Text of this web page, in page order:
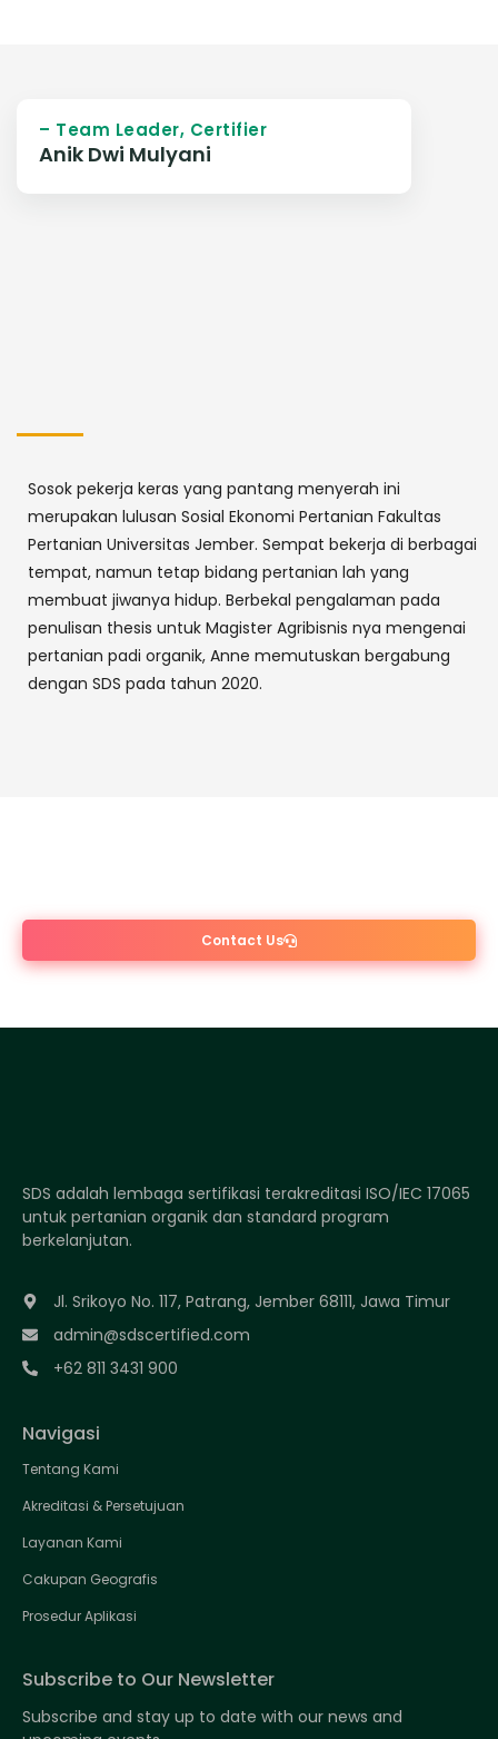
– Team Leader, Certifier
Anik Dwi Mulyani
Sosok pekerja keras yang pantang menyerah ini
merupakan lulusan Sosial Ekonomi Pertanian Fakultas
Pertanian Universitas Jember. Sempat bekerja di berbagai
tempat, namun tetap bidang pertanian lah yang
membuat jiwanya hidup. Berbekal pengalaman pada
penulisan thesis untuk Magister Agribisnis nya mengenai
pertanian padi organik, Anne memutuskan bergabung
dengan SDS pada tahun 2020.
Contact Us
SDS adalah lembaga sertifikasi terakreditasi ISO/IEC 17065
untuk pertanian organik dan standard program
berkelanjutan.
Jl. Srikoyo No. 117, Patrang, Jember 68111, Jawa Timur
admin@sdscertified.com
+62 811 3431 900
Navigasi
Tentang Kami
Akreditasi & Persetujuan
Layanan Kami
Cakupan Geografis
Prosedur Aplikasi
Subscribe to Our Newsletter
Subscribe and stay up to date with our news and